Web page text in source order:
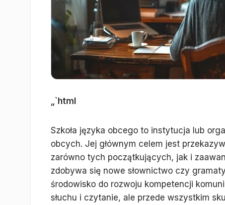
„`html
Szkoła języka obcego to instytucja lub
obcych. Jej głównym celem jest
zarówno tych początkujących, jak i
zdobywa się nowe słownictwo czy
środowisko do rozwoju kompetencji
słuchu i czytanie, ale przede wszystkim